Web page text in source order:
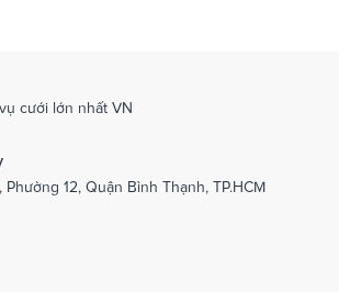
cưới lớn nhất VN
12, Quận Bình Thạnh, TP.HCM